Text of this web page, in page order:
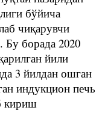
бўйича
чиқарувчи
Бу борада 2020
йили
3 йилдан ошган
индукцион печь
кириш